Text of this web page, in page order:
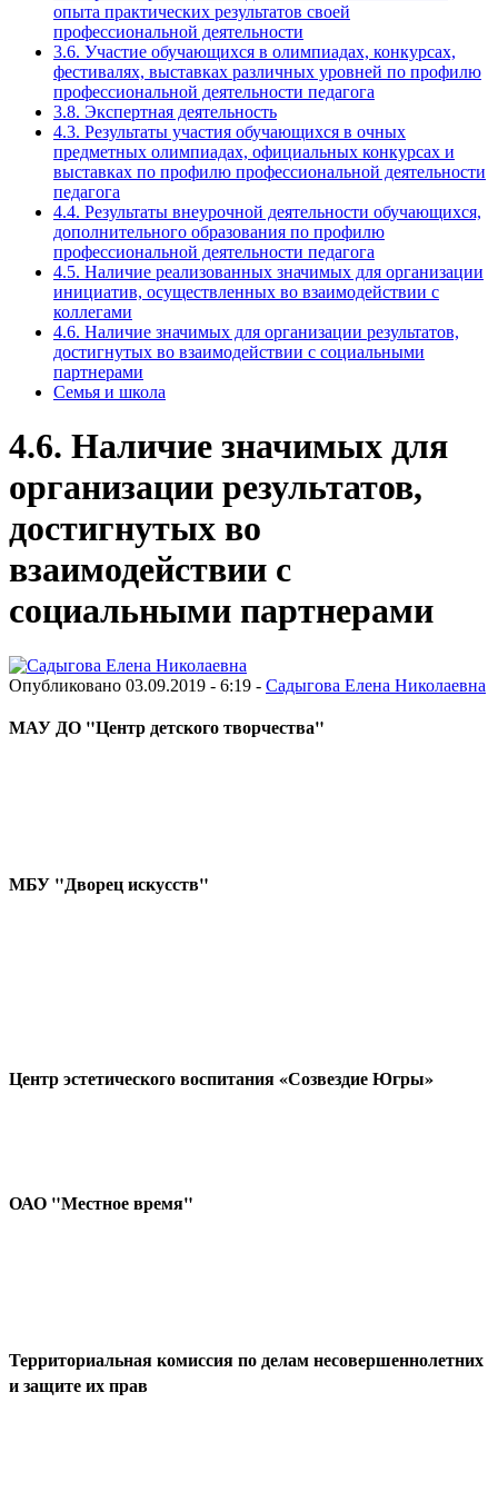
опыта практических результатов своей
профессиональной деятельности
3.6. Участие обучающихся в олимпиадах, конкурсах,
фестивалях, выставках различных уровней по профилю
профессиональной деятельности педагога
3.8. Экспертная деятельность
4.3. Результаты участия обучающихся в очных
предметных олимпиадах, официальных конкурсах и
выставках по профилю профессиональной деятельности
педагога
4.4. Результаты внеурочной деятельности обучающихся,
дополнительного образования по профилю
профессиональной деятельности педагога
4.5. Наличие реализованных значимых для организации
инициатив, осуществленных во взаимодействии с
коллегами
4.6. Наличие значимых для организации результатов,
достигнутых во взаимодействии с социальными
партнерами
Семья и школа
4.6. Наличие значимых для
организации результатов,
достигнутых во
взаимодействии с
социальными партнерами
Опубликовано 03.09.2019 - 6:19 - Садыгова Елена Николаевна
МАУ ДО "Центр детского творчества"
МБУ "Дворец искусств"
Центр эстетического воспитания «Созвездие Югры»
ОАО "Местное время"
Территориальная комиссия по делам несовершеннолетних
и защите их прав